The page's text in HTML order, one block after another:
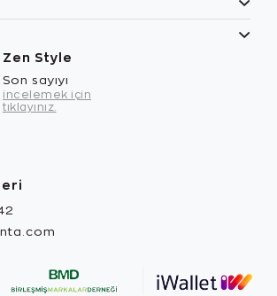
Zen Style
Son sayıyı
incelemek için
tıklayınız.